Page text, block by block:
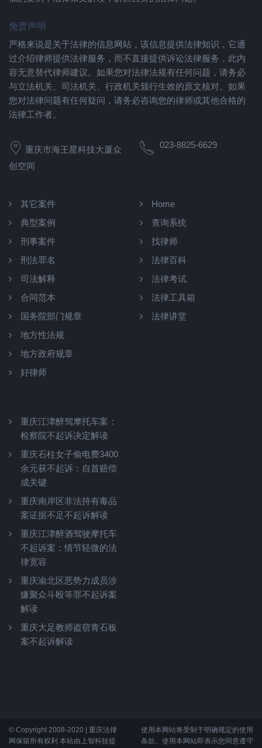
免责声明
严格来说是关于法律的信息网站，该信息提供法律知识，它通
过介绍律师提供法律服务，而不直接提供诉讼法律服务，此内
容无意替代律师建议。如果您对法律法规有任何问题，请务必
与立法机关、司法机关、行政机关颁行生效的原文核对。如果
您对法律问题有任何疑问，请务必咨询您的律师或其他合格的
法律工作者。
重庆市海王星科技大厦众
创空间
023-8825-6629
其它案件
典型案例
刑事案件
刑法罪名
司法解释
合同范本
国务院部门规章
地方性法规
地方政府规章
好律师
Home
查询系统
找律师
法律百科
法律考试
法律工具箱
法律讲堂
重庆江津醉驾摩托车案：
检察院不起诉决定解读
重庆石柱女子偷电费3400
余元获不起诉：自首赔偿
成关键
重庆南岸区非法持有毒品
案证据不足不起诉解读
重庆江津醉酒驾驶摩托车
不起诉案：情节轻微的法
律宽容
重庆渝北区恶势力成员涉
嫌聚众斗殴等罪不起诉案
解读
重庆大足教师盗窃青石板
案不起诉解读
© Copyright 2008-2020 | 重庆法律
网保留所有权利 本站由上智科技提
使用本网站将受制于明确规定的使用
条款。使用本网站即表示您同意遵守